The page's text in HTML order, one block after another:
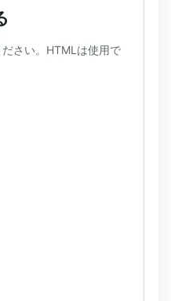
さい。HTMLは使用で